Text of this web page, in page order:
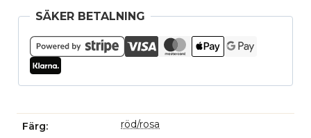
röd/rosa
mängd
SÄKER BETALNING
Färg röd/rosa